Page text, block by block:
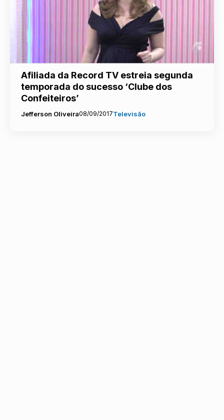
Afiliada da Record TV estreia segunda
temporada do sucesso ‘Clube dos
Confeiteiros’
Jefferson Oliveira08/09/2017Televisão